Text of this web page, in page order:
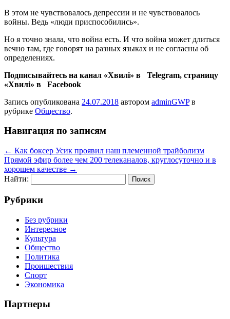
В этом не чувствовалось депрессии и не чувствовалось
войны. Ведь «люди приспособились».
Но я точно знала, что война есть. И что война может длиться
вечно там, где говорят на разных языках и не согласны об
определениях.
Подписывайтесь на канал «Хвилі» в Telegram, страницу
«Хвилі» в Facebook
Запись опубликована 24.07.2018 автором adminGWPв
рубрике Общество.
Навигация по записям
← Как боксер Усик проявил наш племенной трайболизм
Прямой эфир более чем 200 телеканалов, круглосуточно и в
хорошем качестве →
Найти:
Рубрики
Без рубрики
Интересное
Культура
Общество
Политика
Проишествия
Спорт
Экономика
Партнеры